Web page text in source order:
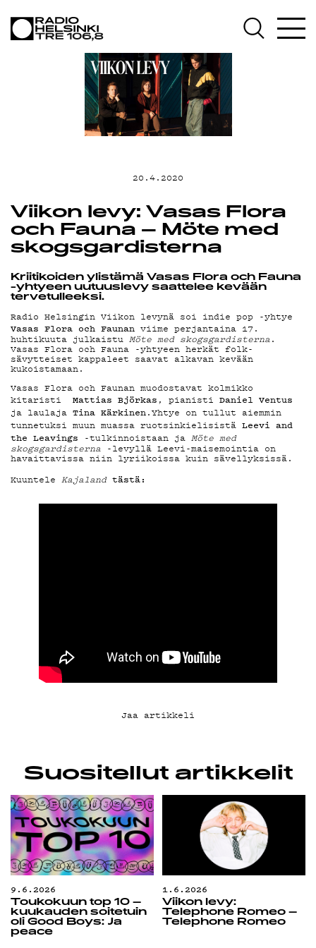
OHJELMAT
TEKIJÄT
ON-DEMAND
PODCAST
MAINOSTA
G LIVELAB
YSTÄVÄKLUBI
20.4.2020
Viikon levy: Vasas Flora
och Fauna – Möte med
skogsgardisterna
Kriitikoiden ylistämä Vasas Flora och Fauna
-yhtyeen uutuuslevy saattelee kevään
tervetulleeksi.
Radio Helsingin Viikon levynä soi indie pop -yhtye
Vasas Flora och Faunan viime perjantaina 17.
huhtikuuta julkaistu Möte med skogsgardisterna.
Vasas Flora och Fauna -yhtyeen herkät folk-
sävytteiset kappaleet saavat alkavan kevään
kukoistamaan.
Vasas Flora och Faunan muodostavat kolmikko
kitaristi Mattias Björkas , pianisti Daniel Ventus
ja laulaja Tina Kärkinen.Yhtye on tullut aiemmin
tunnetuksi muun muassa ruotsinkielisistä Leevi and
the Leavings -tulkinnoistaan ja Möte med
skogsgardisterna -levyllä Leevi-maisemointia on
havaittavissa niin lyriikoissa kuin sävellyksissä.
Kuuntele Kajaland tästä:
Jaa artikkeli
Suositellut artikkelit
9.6.2026
Toukokuun top 10 –
kuukauden soitetuin
oli Good Boys: Ja
peace
1.6.2026
Viikon levy:
Telephone Romeo –
Telephone Romeo